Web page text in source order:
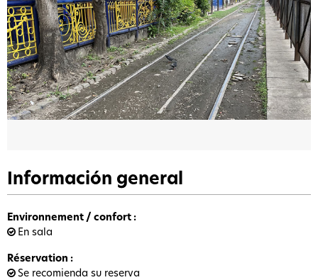
Información general
Environnement / confort :
En sala
Réservation :
Se recomienda su reserva